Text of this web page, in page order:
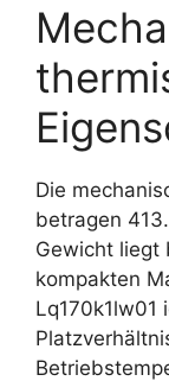
Die
betragen
Gewicht liegt
kompakten
Lq170k1lw01